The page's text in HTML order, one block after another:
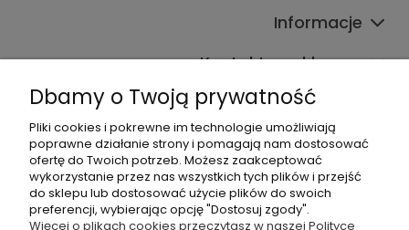
Informacje
Kontakt ze sklepem
Dane kontaktowe
603377506
sklep@komfort-biuro.pl
Nasz Facebook
Dbamy o Twoją prywatność
Pliki cookies i pokrewne im technologie umożliwiają
poprawne działanie strony i pomagają nam dostosować
ofertę do Twoich potrzeb. Możesz zaakceptować
wykorzystanie przez nas wszystkich tych plików i przejść
do sklepu lub dostosować użycie plików do swoich
preferencji, wybierając opcję "Dostosuj zgody".
Więcej o plikach cookies przeczytasz w naszej Polityce